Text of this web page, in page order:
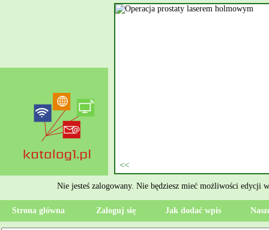
rzetelne układanie płytek
Rzeszów i dbamy o to,
gdy Twoja przestrzeń
przywracając ponownie
Nie jesteś zalogowany. Nie będziesz mieć możliwości edycji
Strona główna Zaloguj się Jak dodać wpis